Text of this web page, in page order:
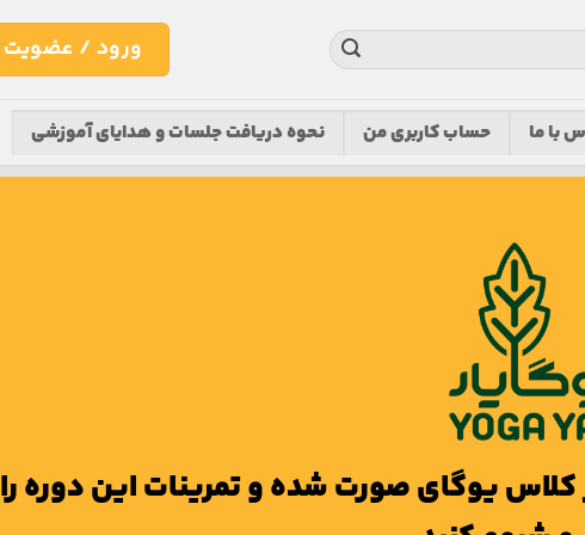
ورود / عضویت
با ما حساب کاربری من نحوه دریافت جلسات و‌ هدایای آموزشی
یوگای صورت شده و تمرینات این دوره را